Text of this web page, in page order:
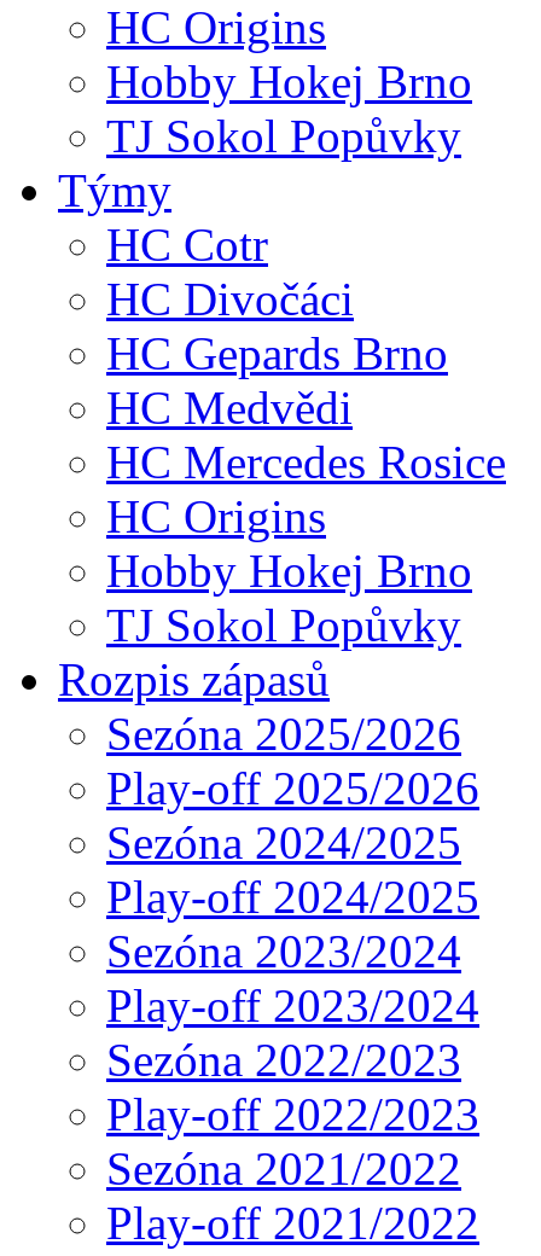
HC Origins
Hobby Hokej Brno
TJ Sokol Popůvky
Týmy
HC Cotr
HC Divočáci
HC Gepards Brno
HC Medvědi
HC Mercedes Rosice
HC Origins
Hobby Hokej Brno
TJ Sokol Popůvky
Rozpis zápasů
Sezóna 2025/2026
Play-off 2025/2026
Sezóna 2024/2025
Play-off 2024/2025
Sezóna 2023/2024
Play-off 2023/2024
Sezóna 2022/2023
Play-off 2022/2023
Sezóna 2021/2022
Play-off 2021/2022